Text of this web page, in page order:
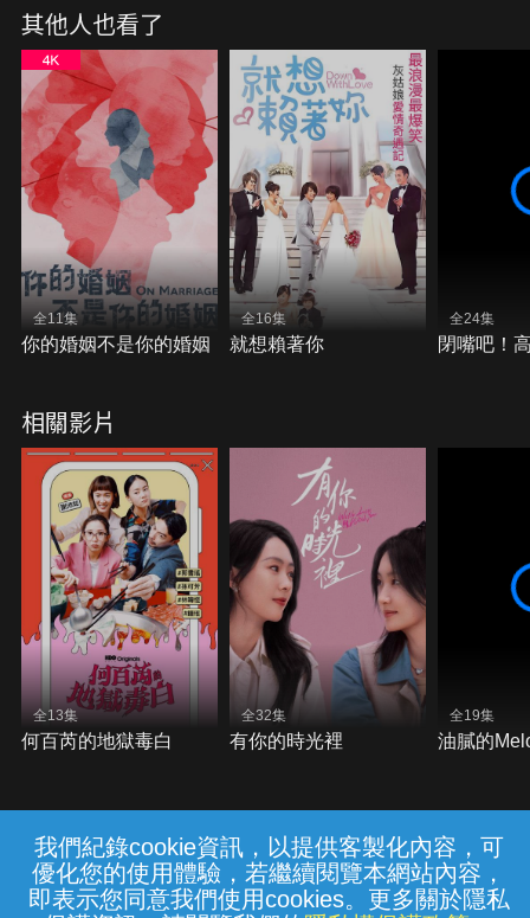
我們紀錄cookie資訊，以提供客製化內容，可
優化您的使用體驗，若繼續閱覽本網站內容，
即表示您同意我們使用cookies。更多關於隱私
其他人也看了
全11集
你的婚姻不是你的婚姻
全16集
就想賴著你
全24集
閉嘴吧！
相關影片
全13集
何百芮的地獄毒白
全32集
有你的時光裡
全19集
油膩的
常見問題 線上客服 服務條款 隱私權保護
{{notifyMsg}}